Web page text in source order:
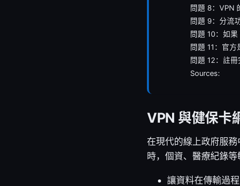
問題 8：VPN
問題 9：分流
問題 10：如果
問題 11：官方
問題 12：註冊
Sources:
VPN 與健保卡
在現代的線上政府服
時，個資、醫療紀錄
讓資料在傳輸過